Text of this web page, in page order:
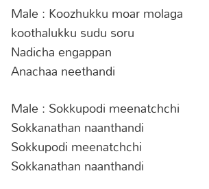
Male : Koozhukku moar molaga
koothalukku sudu soru
Nadicha engappan
Anachaa neethandi
Male : Sokkupodi meenatchchi
Sokkanathan naanthandi
Sokkupodi meenatchchi
Sokkanathan naanthandi